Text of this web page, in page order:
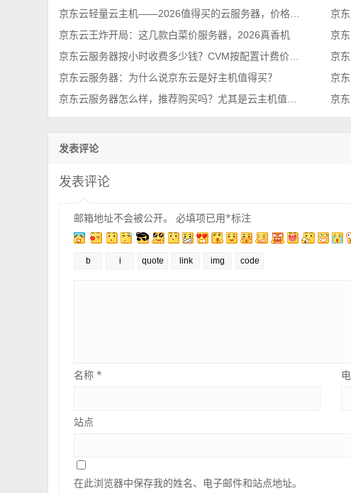
京东云王炸开局：这几款白菜价服务器，2026真香机
京东云服务器：为什么说京东云是好主机值得买？
发表评论
发表评论
邮箱地址不会被公开。 必填项已用*标注
名称*
站点
在此浏览器中保存我的姓名、电子邮件和站点地址。